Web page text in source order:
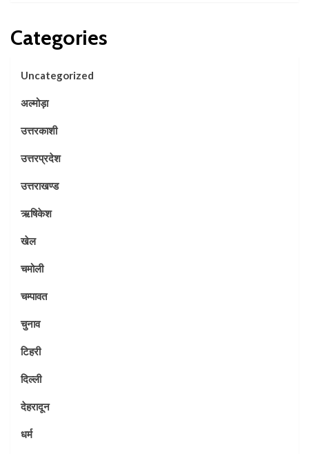
Categories
Uncategorized
अल्मोड़ा
उत्तरकाशी
उत्तरप्रदेश
उत्तराखण्ड
ऋषिकेश
खेल
चमोली
चम्पावत
चुनाव
टिहरी
दिल्ली
देहरादून
धर्म